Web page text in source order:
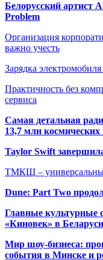
Белорусский артист
Problem
Организация
важно учесть
Зарядка
Практичность без
сервиса
Самая детальная
13,7 млн космических
Taylor Swift
ТМКЩ –
Dune: Part Two
Главные культурные
«Киновек» в
Мир шоу-бизнеса:
события в Минске и